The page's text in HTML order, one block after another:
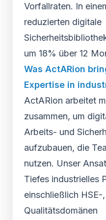
Vorfallraten. In
reduzierten digitale
um 18% über 12
Was ActARion
Expertise in
ActARion arbeitet
zusammen, um
Arbeits- und
aufzubauen, die
nutzen. Unser
Tiefes industrielles
einschließlich HSE-
Qualitätsdomänen